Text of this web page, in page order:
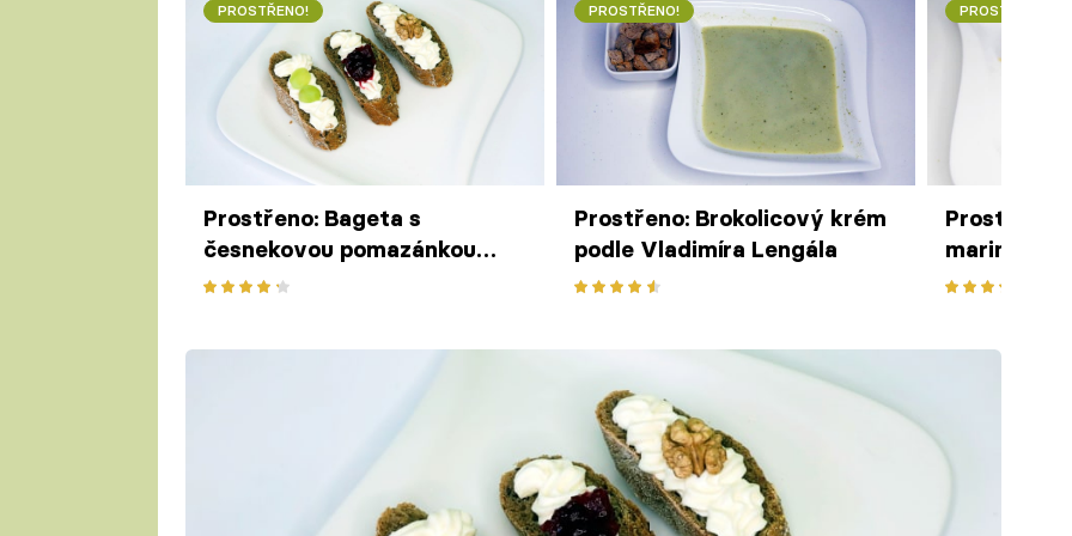
PROSTŘENO!
Prostřeno: Bageta s
česnekovou pomazánkou
podle MMA zápasníka
PROSTŘENO!
Prostřeno: Brokolicový krém
podle Vladimíra Lengála
PROSTŘENO!
Prostřeno:
marinádě s